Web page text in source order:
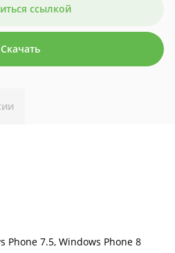
ссылкой
Скачать
Phone 7.5, Windows Phone 8